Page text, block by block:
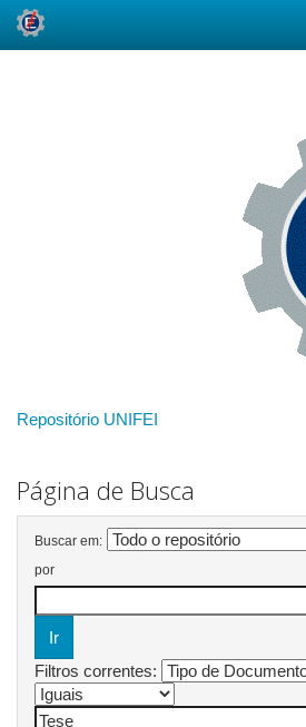
Repositório UNIFEI
Página de Busca
Buscar em:
por
Filtros correntes: